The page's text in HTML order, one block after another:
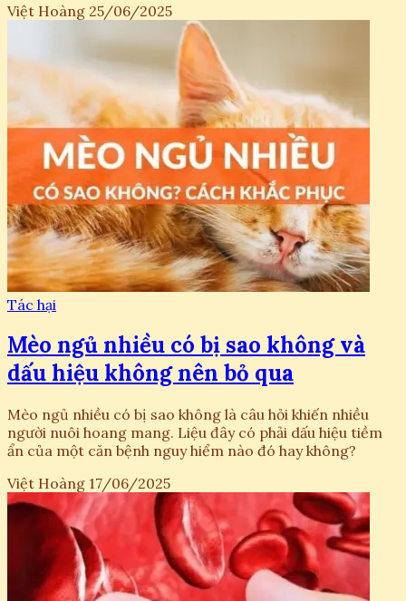
Việt Hoàng 25/06/2025
Tác hại
Mèo ngủ nhiều có bị sao không và
dấu hiệu không nên bỏ qua
Mèo ngủ nhiều có bị sao không là câu hỏi khiến nhiều
người nuôi hoang mang. Liệu đây có phải dấu hiệu tiềm
ẩn của một căn bệnh nguy hiểm nào đó hay không?
Việt Hoàng 17/06/2025